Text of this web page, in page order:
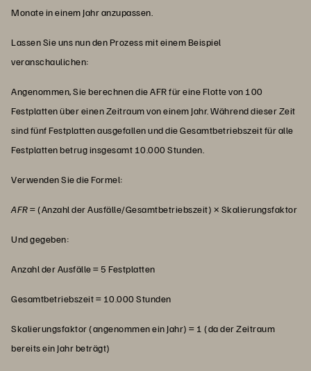
Monate in einem Jahr anzupassen.
Lassen Sie uns nun den Prozess mit einem Beispiel
veranschaulichen:
Angenommen, Sie berechnen die AFR für eine Flotte von 100
Festplatten über einen Zeitraum von einem Jahr. Während dieser Zeit
sind fünf Festplatten ausgefallen und die Gesamtbetriebszeit für alle
Festplatten betrug insgesamt 10.000 Stunden.
Verwenden Sie die Formel:
AFR= (Anzahl der Ausfälle/Gesamtbetriebszeit) × Skalierungsfaktor
Und gegeben:
Anzahl der Ausfälle = 5 Festplatten
Gesamtbetriebszeit = 10.000 Stunden
Skalierungsfaktor (angenommen ein Jahr) = 1 (da der Zeitraum
bereits ein Jahr beträgt)